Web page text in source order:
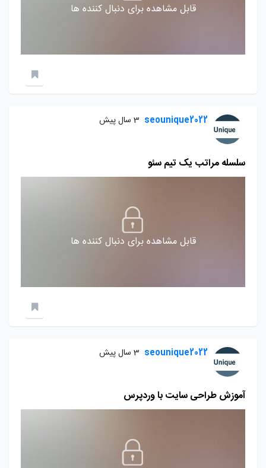
قابل مشاهده برای دنبال کننده ها
seounique2022 3 سال پیش
سلسله مراتب یک تیم سئو
قابل مشاهده برای دنبال کننده ها
seounique2022 3 سال پیش
آموزش طراحی سایت با وردپرس